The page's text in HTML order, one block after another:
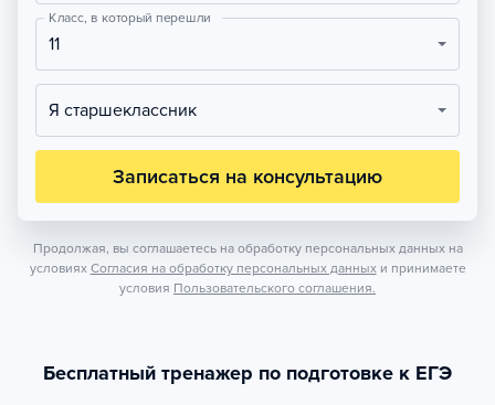
Класс, в который перешли
11
Я старшеклассник
Записаться на консультацию
Продолжая, вы соглашаетесь на обработку персональных данных на
условиях Согласия на обработку персональных данных и принимаете
условия Пользовательского соглашения.
Бесплатный тренажер по подготовке к ЕГЭ